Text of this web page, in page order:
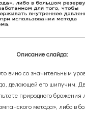
Описание слайда:
вино со значительным
делающей его шипучим.
природного брожения
метода», либо в